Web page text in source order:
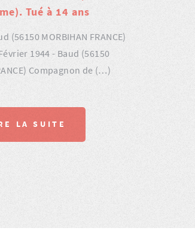
Tué à 14 ans
(56150 MORBIHAN FRANCE)
1944 - Baud (56150
Compagnon de (…)
LA SUITE